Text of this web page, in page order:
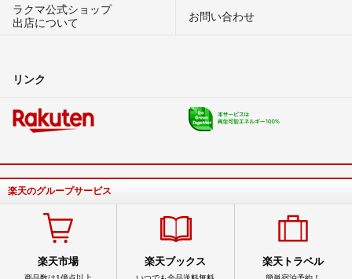
ラクマ公式ショップ
出店について
お問い合わせ
リンク
楽天のグループサービス
楽天市場 楽天ブックス 楽天トラベル